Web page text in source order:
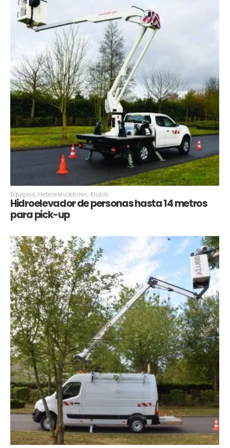
Equipos, Hidroelevadores, Klubb
Hidroelevador de personas hasta 14 metros
para pick-up